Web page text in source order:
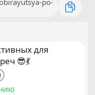
po-
для
😎💃